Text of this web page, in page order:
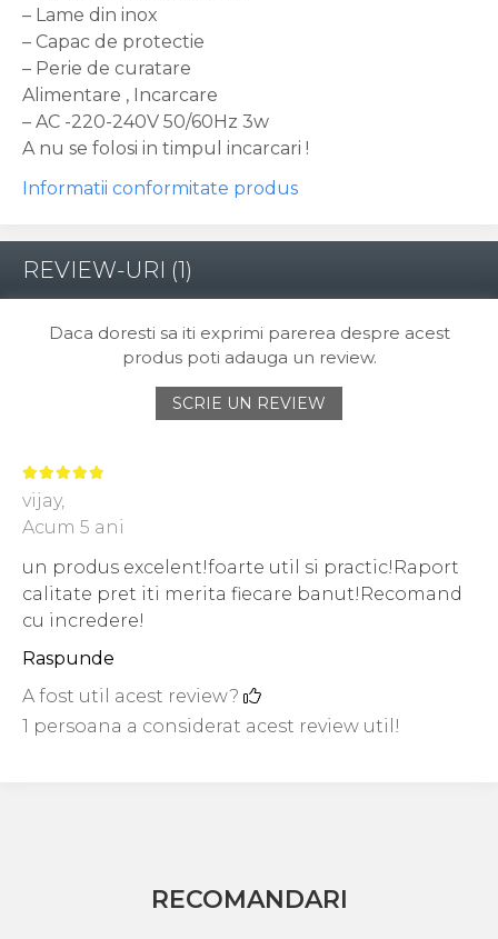
– Lame din inox
– Capac de protectie
– Perie de curatare
Alimentare , Incarcare
– AC -220-240V 50/60Hz 3w
A nu se folosi in timpul incarcari !
Informatii conformitate produs
REVIEW-URI (1)
Daca doresti sa iti exprimi parerea despre acest
produs poti adauga un review.
SCRIE UN REVIEW
vijay,
Acum 5 ani
un produs excelent!foarte util si practic!Raport
calitate pret iti merita fiecare banut!Recomand
cu incredere!
Raspunde
A fost util acest review?
1 persoana a considerat acest review util!
RECOMANDARI